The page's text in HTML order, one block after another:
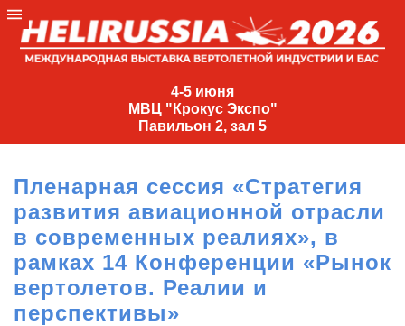
4-5 июня
МВЦ "Крокус Экспо"
Павильон 2, зал 5
4-
МВЦ
Экспо"
Павильон
2,
зал
5
+7
Пленарная сессия «Стратегия
развития авиационной отрасли
в современных реалиях», в
рамках 14 Конференции «Рынок
вертолетов. Реалии и
перспективы»